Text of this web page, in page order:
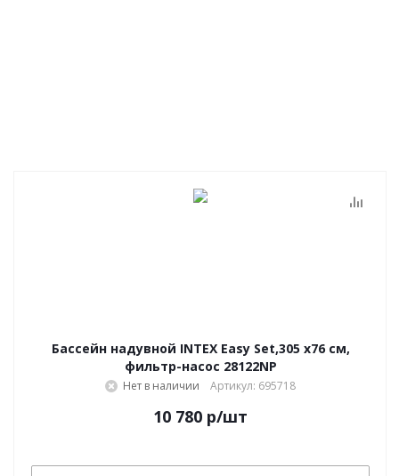
Бассейн надувной INTEX Easy Set,305 х76 см,
фильтр-насос 28122NP
Нет в наличии Артикул: 695718
10 780 р/шт